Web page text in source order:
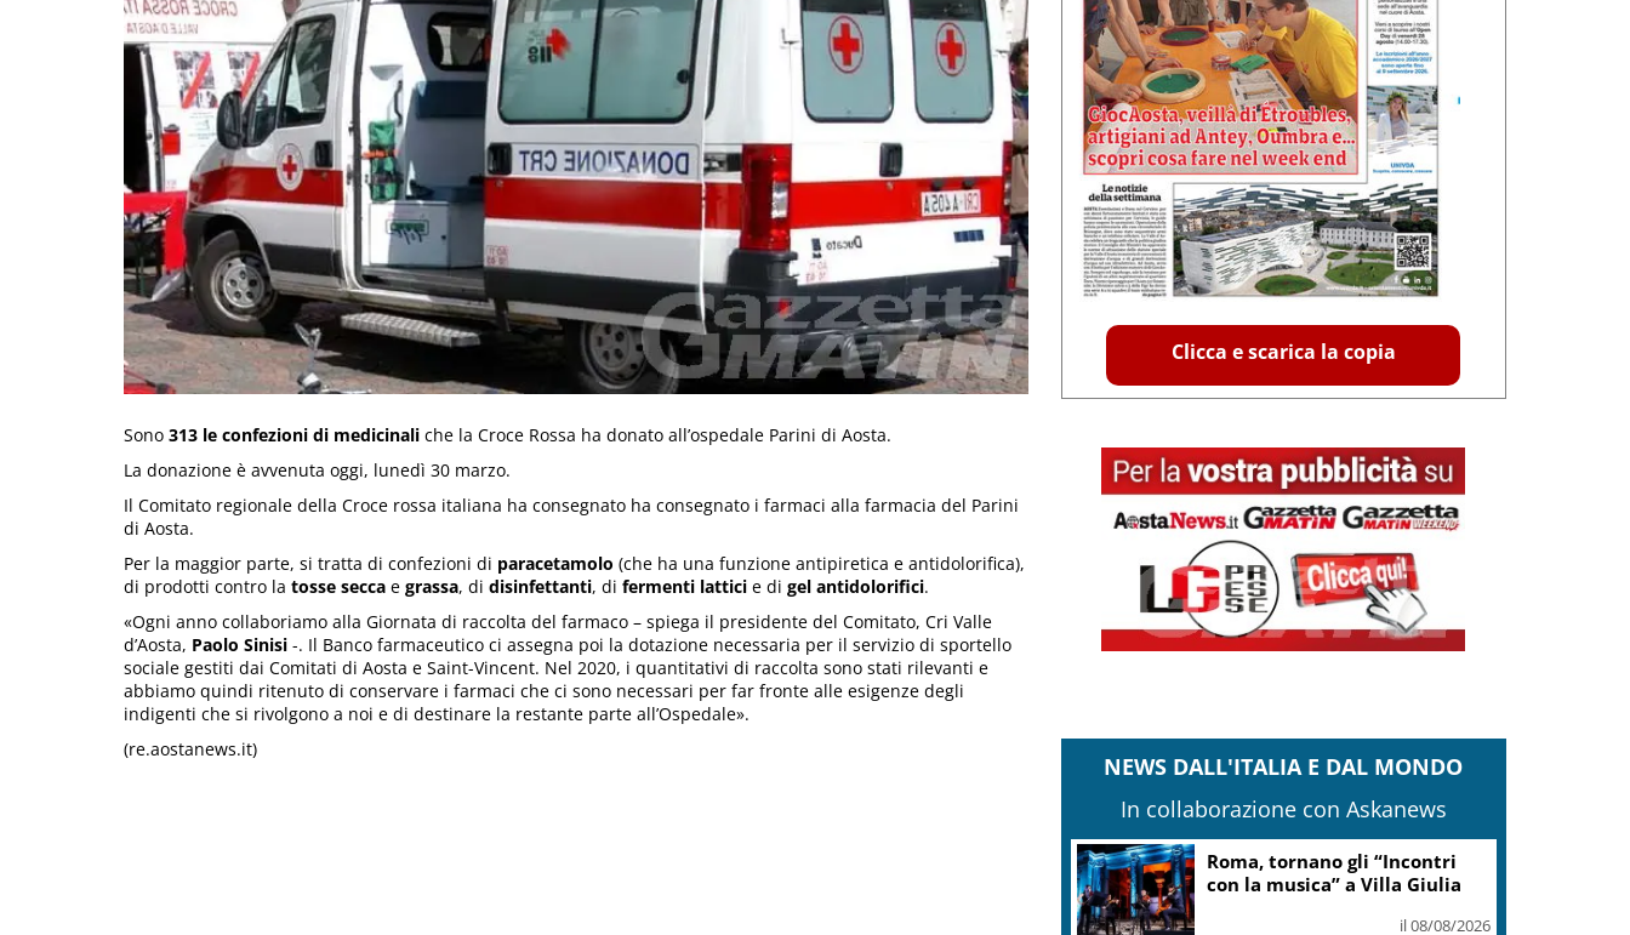
Sono 313 le confezioni di medicinali che la Croce Rossa ha donato all’ospedale Parini di Aosta.
La donazione è avvenuta oggi, lunedì 30 marzo.
Il Comitato regionale della Croce rossa italiana ha consegnato ha consegnato i farmaci alla farmacia del Parini
di Aosta.
Per la maggior parte, si tratta di confezioni di paracetamolo (che ha una funzione antipiretica e antidolorifica),
di prodotti contro la tosse secca e grassa, di disinfettanti, di fermenti lattici e di gel antidolorifici.
«Ogni anno collaboriamo alla Giornata di raccolta del farmaco – spiega il presidente del Comitato, Cri Valle
d’Aosta, Paolo Sinisi -. Il Banco farmaceutico ci assegna poi la dotazione necessaria per il servizio di sportello
sociale gestiti dai Comitati di Aosta e Saint-Vincent. Nel 2020, i quantitativi di raccolta sono stati rilevanti e
abbiamo quindi ritenuto di conservare i farmaci che ci sono necessari per far fronte alle esigenze degli
indigenti che si rivolgono a noi e di destinare la restante parte all’Ospedale».
(re.aostanews.it)
Clicca e scarica la copia
NEWS DALL'ITALIA E DAL MONDO
In collaborazione con Askanews
Adyen e GetYourGuide: 15
anni di innovazione per le